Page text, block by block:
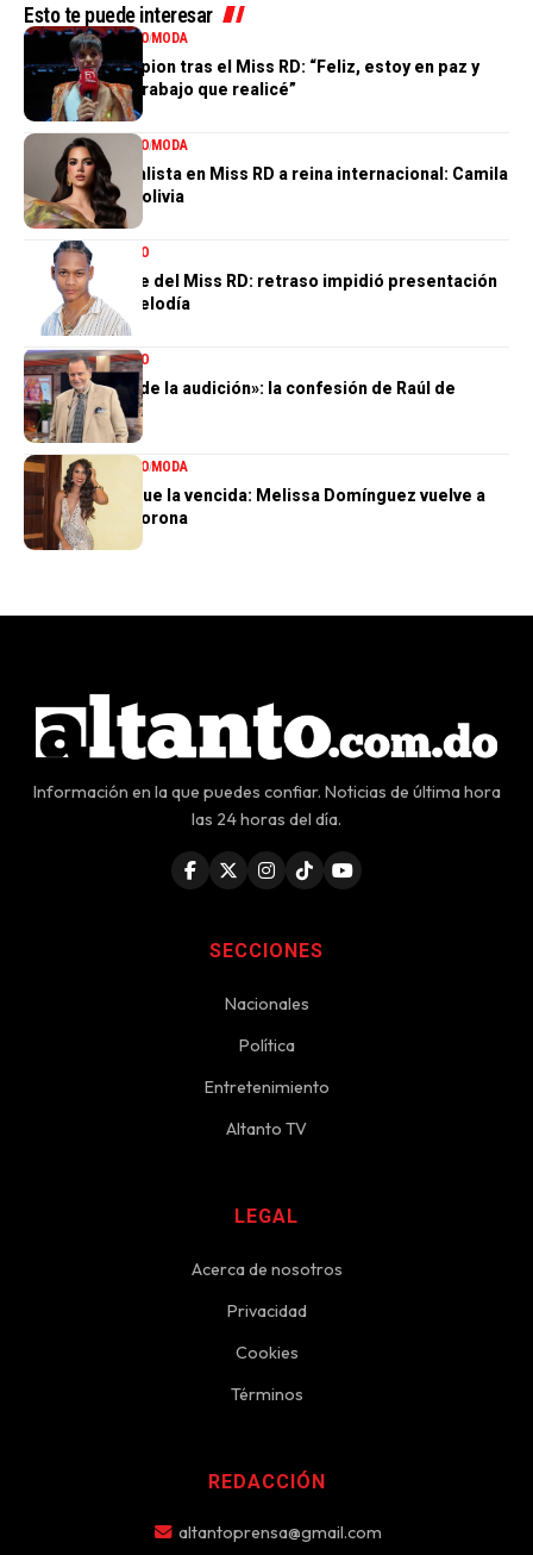
Esto te puede interesar
ENTRETENIMIENTOMODA
Valentina Campion tras el Miss RD: “Feliz, estoy en paz y
orgullosa del trabajo que realicé”
ENTRETENIMIENTOMODA
De tercera finalista en Miss RD a reina internacional: Camila
Issa rumbo a Bolivia
ENTRETENIMIENTO
El gran ausente del Miss RD: retraso impidió presentación
de Dalvin La Melodía
ENTRETENIMIENTO
«Perdí el 85 % de la audición»: la confesión de Raúl de
Molina
ENTRETENIMIENTOMODA
La tercera no fue la vencida: Melissa Domínguez vuelve a
quedar sin la corona
Información en la que puedes confiar. Noticias de última hora
las 24 horas del día.
SECCIONES
Nacionales
Política
Entretenimiento
Altanto TV
LEGAL
Acerca de nosotros
Privacidad
Cookies
Términos
REDACCIÓN
altantoprensa@gmail.com